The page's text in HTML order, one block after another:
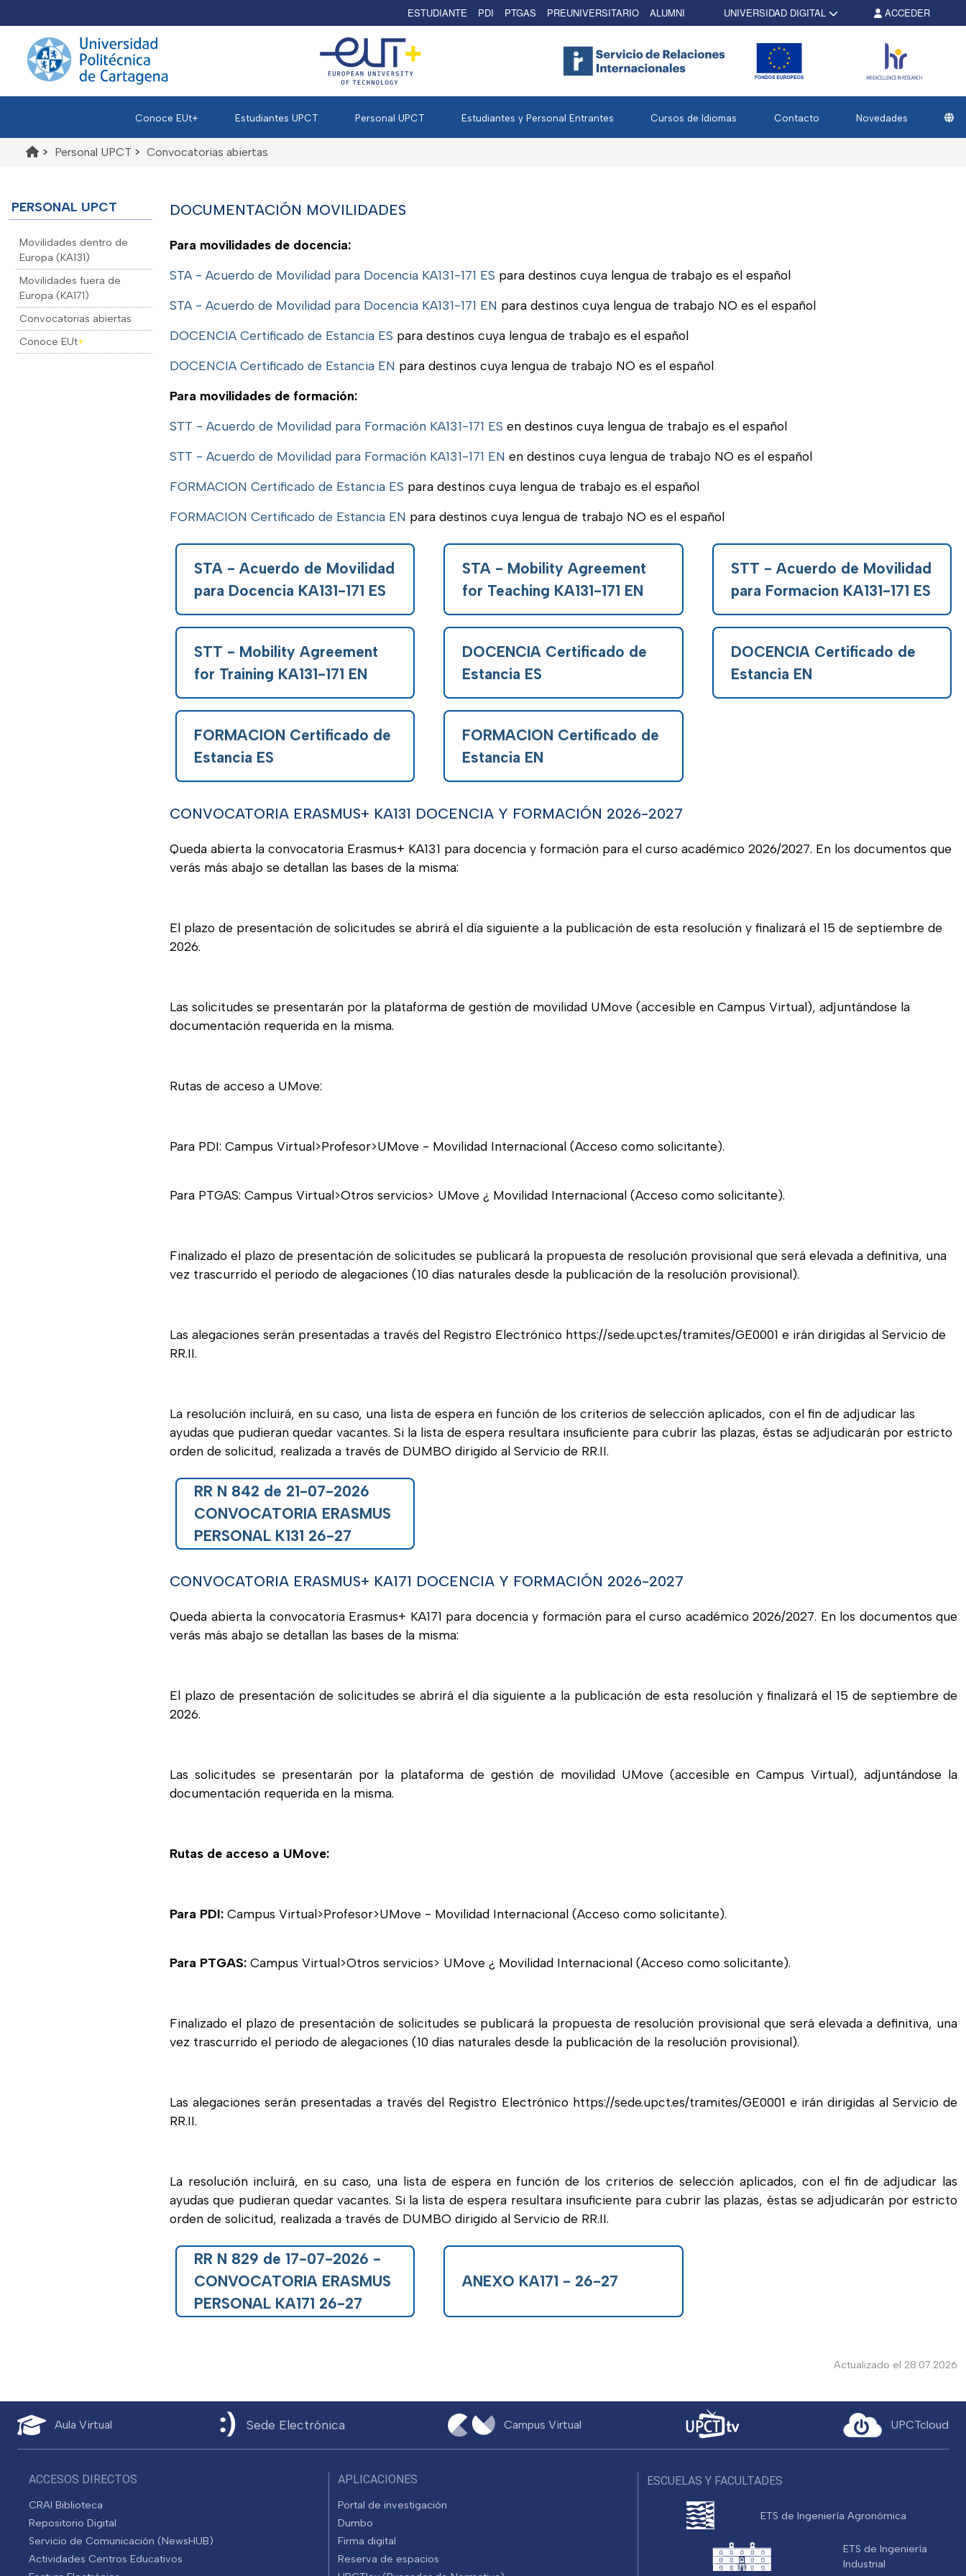
ESTUDIANTE PDI PTGAS PREUNIVERSITARIO ALUMNI UNIVERSIDAD DIGITAL ACCEDER
Conoce EUt+ Estudiantes UPCT Personal UPCT Estudiantes y Personal Entrantes Cursos de Idiomas Contacto Novedades
> Personal UPCT > Convocatorias abiertas
PERSONAL UPCT
Movilidades dentro de
Europa (KA131)
Movilidades fuera de
Europa (KA171)
Convocatorias abiertas
Conoce EUt+
DOCUMENTACIÓN MOVILIDADES
Para movilidades de docencia:
STA - Acuerdo de Movilidad para Docencia KA131-171 ES para destinos cuya lengua de trabajo es el español
STA - Acuerdo de Movilidad para Docencia KA131-171 EN para destinos cuya lengua de trabajo NO es el español
DOCENCIA Certificado de Estancia ES para destinos cuya lengua de trabajo es el español
DOCENCIA Certificado de Estancia EN para destinos cuya lengua de trabajo NO es el español
Para movilidades de formación:
STT - Acuerdo de Movilidad para Formación KA131-171 ES en destinos cuya lengua de trabajo es el español
STT - Acuerdo de Movilidad para Formación KA131-171 EN en destinos cuya lengua de trabajo NO es el español
FORMACION Certificado de Estancia ES para destinos cuya lengua de trabajo es el español
FORMACION Certificado de Estancia EN para destinos cuya lengua de trabajo NO es el español
STA - Acuerdo de Movilidad
para Docencia KA131-171 ES
STA - Mobility Agreement
for Teaching KA131-171 EN
STT - Acuerdo de Movilidad
para Formacion KA131-171 ES
STT - Mobility Agreement
for Training KA131-171 EN
DOCENCIA Certificado de
Estancia ES
DOCENCIA Certificado de
Estancia EN
FORMACION Certificado de
Estancia ES
FORMACION Certificado de
Estancia EN
CONVOCATORIA ERASMUS+ KA131 DOCENCIA Y FORMACIÓN 2026-2027
Queda abierta la convocatoria Erasmus+ KA131 para docencia y formación para el curso académico 2026/2027. En los documentos que
verás más abajo se detallan las bases de la misma:
El plazo de presentación de solicitudes se abrirá el día siguiente a la publicación de esta resolución y finalizará el 15 de septiembre de
2026.
Las solicitudes se presentarán por la plataforma de gestión de movilidad UMove (accesible en Campus Virtual), adjuntándose la
documentación requerida en la misma.
Rutas de acceso a UMove:
Para PDI: Campus Virtual>Profesor>UMove - Movilidad Internacional (Acceso como solicitante).
Para PTGAS: Campus Virtual>Otros servicios> UMove ¿ Movilidad Internacional (Acceso como solicitante).
Finalizado el plazo de presentación de solicitudes se publicará la propuesta de resolución provisional que será elevada a definitiva, una
vez trascurrido el periodo de alegaciones (10 días naturales desde la publicación de la resolución provisional).
Las alegaciones serán presentadas a través del Registro Electrónico https://sede.upct.es/tramites/GE0001 e irán dirigidas al Servicio de
RR.II.
La resolución incluirá, en su caso, una lista de espera en función de los criterios de selección aplicados, con el fin de adjudicar las
ayudas que pudieran quedar vacantes. Si la lista de espera resultara insuficiente para cubrir las plazas, éstas se adjudicarán por estricto
orden de solicitud, realizada a través de DUMBO dirigido al Servicio de RR.II.
RR N 842 de 21-07-2026
CONVOCATORIA ERASMUS
PERSONAL K131 26-27
CONVOCATORIA ERASMUS+ KA171 DOCENCIA Y FORMACIÓN 2026-2027
Queda abierta la convocatoria Erasmus+ KA171 para docencia y formación para el curso académico 2026/2027. En los documentos que
verás más abajo se detallan las bases de la misma:
El plazo de presentación de solicitudes se abrirá el día siguiente a la publicación de esta resolución y finalizará el 15 de septiembre de
2026.
Las solicitudes se presentarán por la plataforma de gestión de movilidad UMove (accesible en Campus Virtual), adjuntándose la
documentación requerida en la misma.
Rutas de acceso a UMove:
Para PDI: Campus Virtual>Profesor>UMove - Movilidad Internacional (Acceso como solicitante).
Para PTGAS: Campus Virtual>Otros servicios> UMove ¿ Movilidad Internacional (Acceso como solicitante).
Finalizado el plazo de presentación de solicitudes se publicará la propuesta de resolución provisional que será elevada a definitiva, una
vez trascurrido el periodo de alegaciones (10 días naturales desde la publicación de la resolución provisional).
Las alegaciones serán presentadas a través del Registro Electrónico https://sede.upct.es/tramites/GE0001 e irán dirigidas al Servicio de
RR.II.
La resolución incluirá, en su caso, una lista de espera en función de los criterios de selección aplicados, con el fin de adjudicar las
ayudas que pudieran quedar vacantes. Si la lista de espera resultara insuficiente para cubrir las plazas, éstas se adjudicarán por estricto
orden de solicitud, realizada a través de DUMBO dirigido al Servicio de RR.II.
RR N 829 de 17-07-2026 -
CONVOCATORIA ERASMUS
PERSONAL KA171 26-27
ANEXO KA171 - 26-27
Actualizado el 28.07.2026
Aula Virtual Sede Electrónica Campus Virtual UPCTcloud
ACCESOS DIRECTOS
CRAI Biblioteca
Repositorio Digital
Servicio de Comunicación (NewsHUB)
Actividades Centros Educativos
APLICACIONES
Portal de investigación
Dumbo
Firma digital
Reserva de espacios
ESCUELAS Y FACULTADES
ETS de Ingeniería Agronómica
ETS de Ingeniería
Industrial